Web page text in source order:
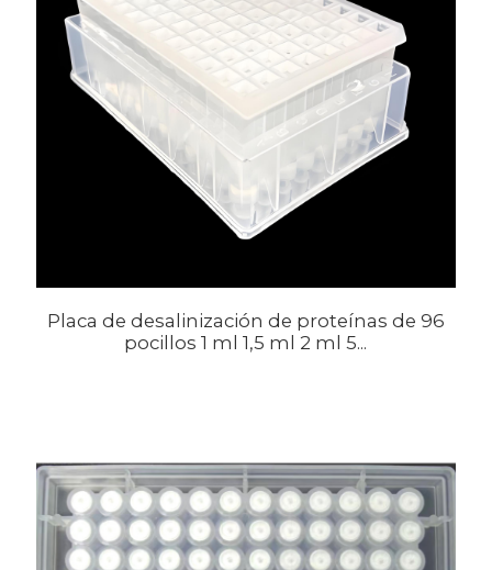
Placa de desalinización de proteínas de 96
pocillos 1 ml 1,5 ml 2 ml 5...